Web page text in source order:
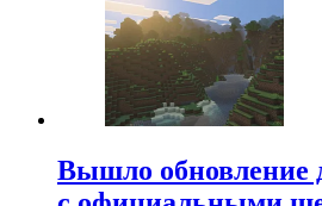
Вышло обновление